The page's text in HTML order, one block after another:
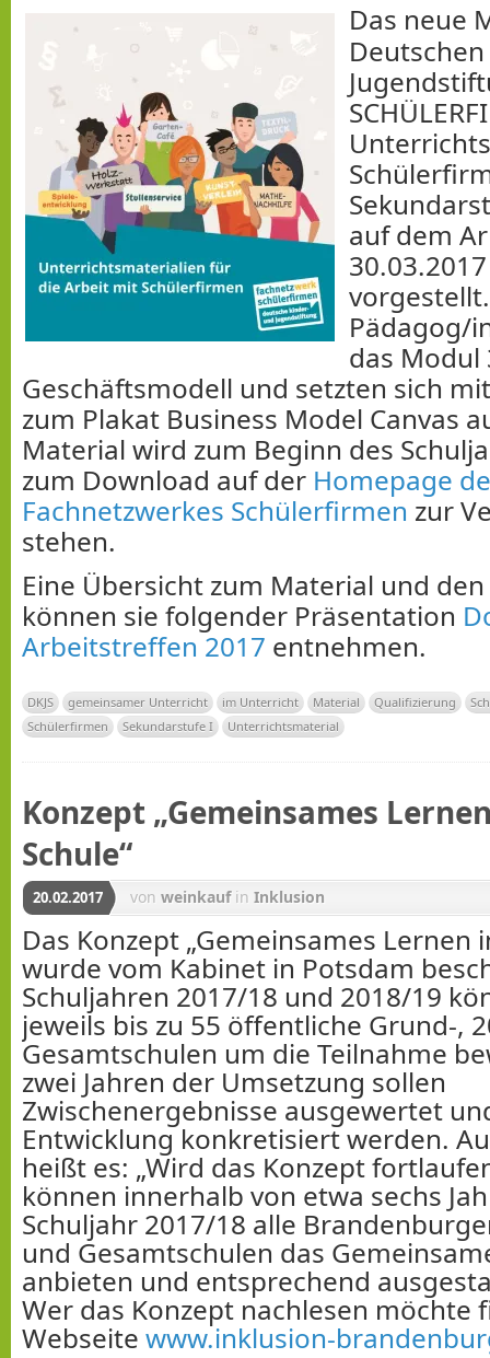
Das neue
auf dem
Pädagog/
das Modul
Geschäftsmodell und setzten sich
zum Plakat Business Model Canvas
Material wird zum Beginn des
zum Download auf der Homepage
Fachnetzwerkes Schülerfirmen zur
stehen.
Eine Übersicht zum Material und
können sie folgender Präsentation
Arbeitstreffen 2017 entnehmen.
DKJS gemeinsamer Unterricht im Unterricht Material Qualifizierung
Schülerfirmen
Sekundarstufe I Unterrichtsmaterial
Konzept „Gemeinsames
Schule“
20.02.2017 von weinkauf in Inklusion
Das Konzept „Gemeinsames Lernen
wurde vom Kabinet in Potsdam
Schuljahren 2017/18 und 2018/19
jeweils bis zu 55 öffentliche Grund-,
Gesamtschulen um die Teilnahme
zwei Jahren der Umsetzung sollen
Zwischenergebnisse ausgewertet
Entwicklung konkretisiert werden.
heißt es: „Wird das Konzept
können innerhalb von etwa sechs
Schuljahr 2017/18 alle
und Gesamtschulen das
anbieten und entsprechend
Wer das Konzept nachlesen möchte
Webseite www.inklusion-